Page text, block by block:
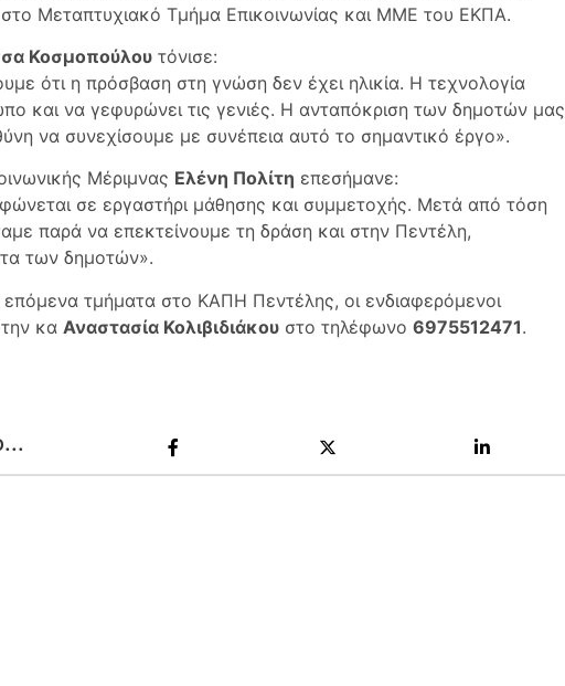
Μεταπτυχιακό Τμήμα Επικοινωνίας και ΜΜΕ του ΕΚΠΑ.
Κοσμοπούλου τόνισε:
ότι η πρόσβαση στη γνώση δεν έχει ηλικία. Η τεχνολογία
και να γεφυρώνει τις γενιές. Η ανταπόκριση των δημοτών μας
να συνεχίσουμε με συνέπεια αυτό το σημαντικό έργο».
Μέριμνας Ελένη Πολίτη επεσήμανε:
σε εργαστήρι μάθησης και συμμετοχής. Μετά από τόση
παρά να επεκτείνουμε τη δράση και στην Πεντέλη,
των δημοτών».
επόμενα τμήματα στο ΚΑΠΗ Πεντέλης, οι ενδιαφερόμενοι
κα Αναστασία Κολιβιδιάκου στο τηλέφωνο 6975512471.